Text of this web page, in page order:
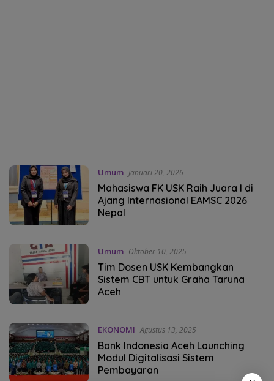
Umum Januari 20, 2026
Mahasiswa FK USK Raih Juara I di
Ajang Internasional EAMSC 2026
Nepal
Umum Oktober 10, 2025
Tim Dosen USK Kembangkan
Sistem CBT untuk Graha Taruna
Aceh
EKONOMI Agustus 13, 2025
Bank Indonesia Aceh Launching
Modul Digitalisasi Sistem
Pembayaran